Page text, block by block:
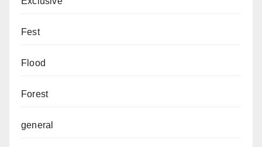
Fest
Flood
Forest
general